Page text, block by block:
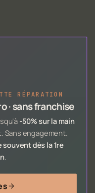
RÉPARATION
· sans franchise
-50% sur la main
Sans engagement.
dès la 1re
.